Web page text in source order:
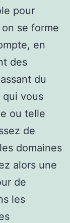
pour
se forme
en
des
du
vous
ou telle
de
domaines
alors une
de
les